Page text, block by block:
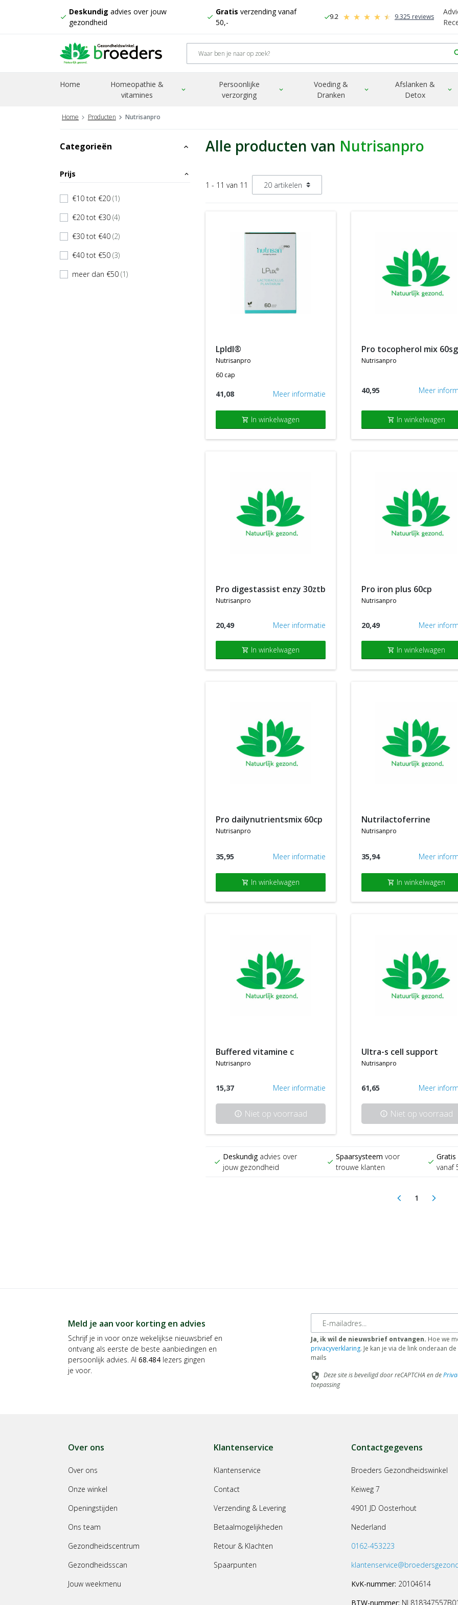
check
Deskundig advies over jouw
gezondheid
check
Gratis verzending vanaf
50,-
check9.2 9.325 reviews
Home
Homeopathie &
vitamines
expand_more
Persoonlijke
verzorging
expand_more
Voeding &
Dranken
expand_more
Afslanken &
Detox
expand_more
Home Producten Nutrisanpro
Categorieën expand_less
Prijs expand_less
€10 tot €20 (1)
€20 tot €30 (4)
€30 tot €40 (2)
€40 tot €50 (3)
meer dan €50 (1)
Alle producten van Nutrisanpro
1 - 11 van 11
lpldl®
nutrisanpro
60 cap
41,08 Meer informatie
shopping_cart In winkelwagen
pro tocopherol mix 60sg
nutrisanpro
40,95 Meer
shopping_cart In winkelwagen
pro digestassist enzy 30ztb
nutrisanpro
20,49 Meer informatie
shopping_cart In winkelwagen
pro iron plus 60cp
nutrisanpro
20,49 Meer
shopping_cart In winkelwagen
pro dailynutrientsmix 60cp
nutrisanpro
35,95 Meer informatie
shopping_cart In winkelwagen
nutrilactoferrine
nutrisanpro
35,94 Meer
shopping_cart In winkelwagen
buffered vitamine c
nutrisanpro
15,37 Meer informatie
info Niet op voorraad
ultra-s cell support
nutrisanpro
61,65 Meer
info Niet op voorraad
check
Deskundigadvies over
jouw gezondheid
check
Spaarsysteem voor
trouwe klanten
check
Gratis
vanaf
arrow_back_ios 1(current)
arrow_forward_ios
Meld je aan voor korting en advies
Schrijf je in voor onze wekelijkse nieuwsbrief en
ontvang als eerste de beste aanbiedingen en
persoonlijk advies. Al 68.484 lezers gingen
je voor.
E-mailadres
Ja, ik wil de nieuwsbrief ontvangen. Hoe we
privacyverklaring. Je kan je via de link onderaan
mails
security Deze site is beveiligd door reCAPTCHA en de
toepassing
Over ons
Over ons
Onze winkel
Openingstijden
Ons team
Gezondheidscentrum
Gezondheidsscan
Jouw weekmenu
Klantenservice
Klantenservice
Contact
Verzending & Levering
Betaalmogelijkheden
Retour & Klachten
Spaarpunten
Contactgegevens
Broeders Gezondheidswinkel
Keiweg 7
4901 JD Oosterhout
Nederland
0162-453223
KvK-nummer: 20104614
BTW-nummer: